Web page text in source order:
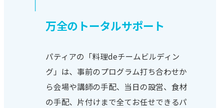
万全のトータルサポート
パティアの「料理deチームビルディン
グ」は、事前のプログラム打ち合わせか
ら会場や講師の手配、当日の設営、食材
の手配、片付けまで全てお任せできるパ